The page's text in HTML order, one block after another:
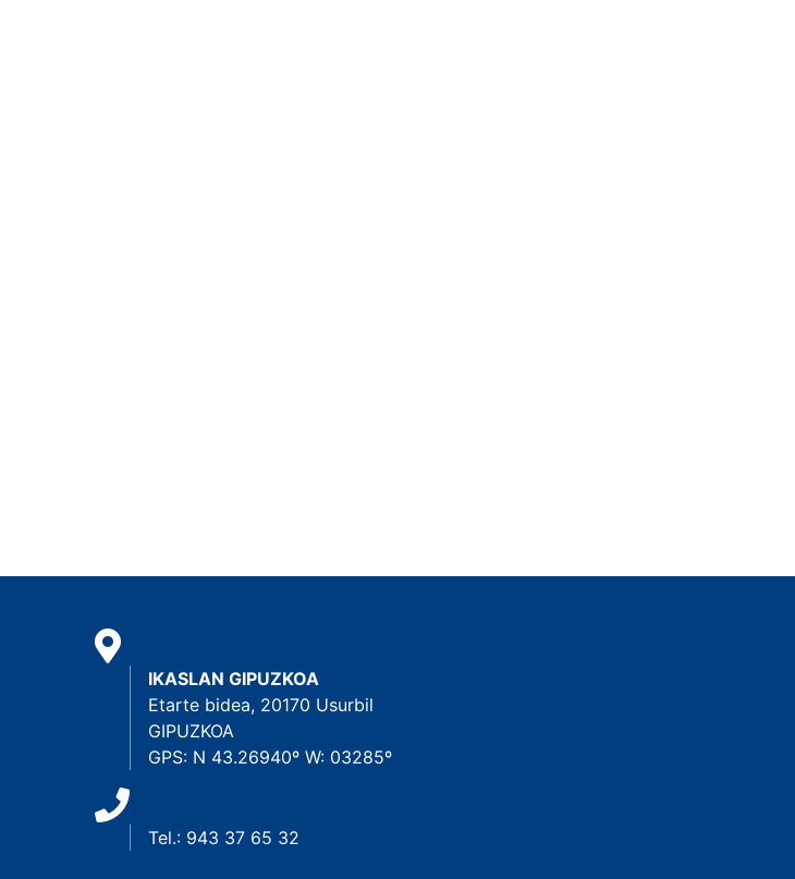
IKASLAN GIPUZKOA
Etarte bidea, 20170 Usurbil
GIPUZKOA
GPS: N 43.26940º W: 03285º
Tel.: 943 37 65 32